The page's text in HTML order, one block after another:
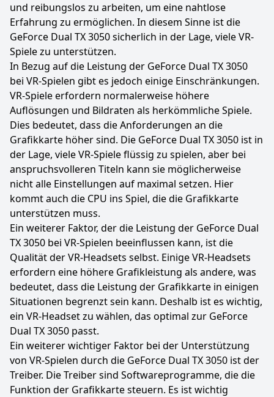
und reibungslos zu arbeiten, um eine nahtlose
Erfahrung zu ermöglichen. In diesem Sinne ist die
GeForce Dual TX 3050 sicherlich in der Lage, viele VR-
Spiele zu unterstützen.
In Bezug auf die Leistung der GeForce Dual TX 3050
bei VR-Spielen gibt es jedoch einige Einschränkungen.
VR-Spiele erfordern normalerweise höhere
Auflösungen und Bildraten als herkömmliche Spiele.
Dies bedeutet, dass die Anforderungen an die
Grafikkarte höher sind. Die GeForce Dual TX 3050 ist in
der Lage, viele VR-Spiele flüssig zu spielen, aber bei
anspruchsvolleren Titeln kann sie möglicherweise
nicht alle Einstellungen auf maximal setzen. Hier
kommt auch die CPU ins Spiel, die die Grafikkarte
unterstützen muss.
Ein weiterer Faktor, der die Leistung der GeForce Dual
TX 3050 bei VR-Spielen beeinflussen kann, ist die
Qualität der VR-Headsets selbst. Einige VR-Headsets
erfordern eine höhere Grafikleistung als andere, was
bedeutet, dass die Leistung der Grafikkarte in einigen
Situationen begrenzt sein kann. Deshalb ist es wichtig,
ein VR-Headset zu wählen, das optimal zur GeForce
Dual TX 3050 passt.
Ein weiterer wichtiger Faktor bei der Unterstützung
von VR-Spielen durch die GeForce Dual TX 3050 ist der
Treiber. Die Treiber sind Softwareprogramme, die die
Funktion der Grafikkarte steuern. Es ist wichtig